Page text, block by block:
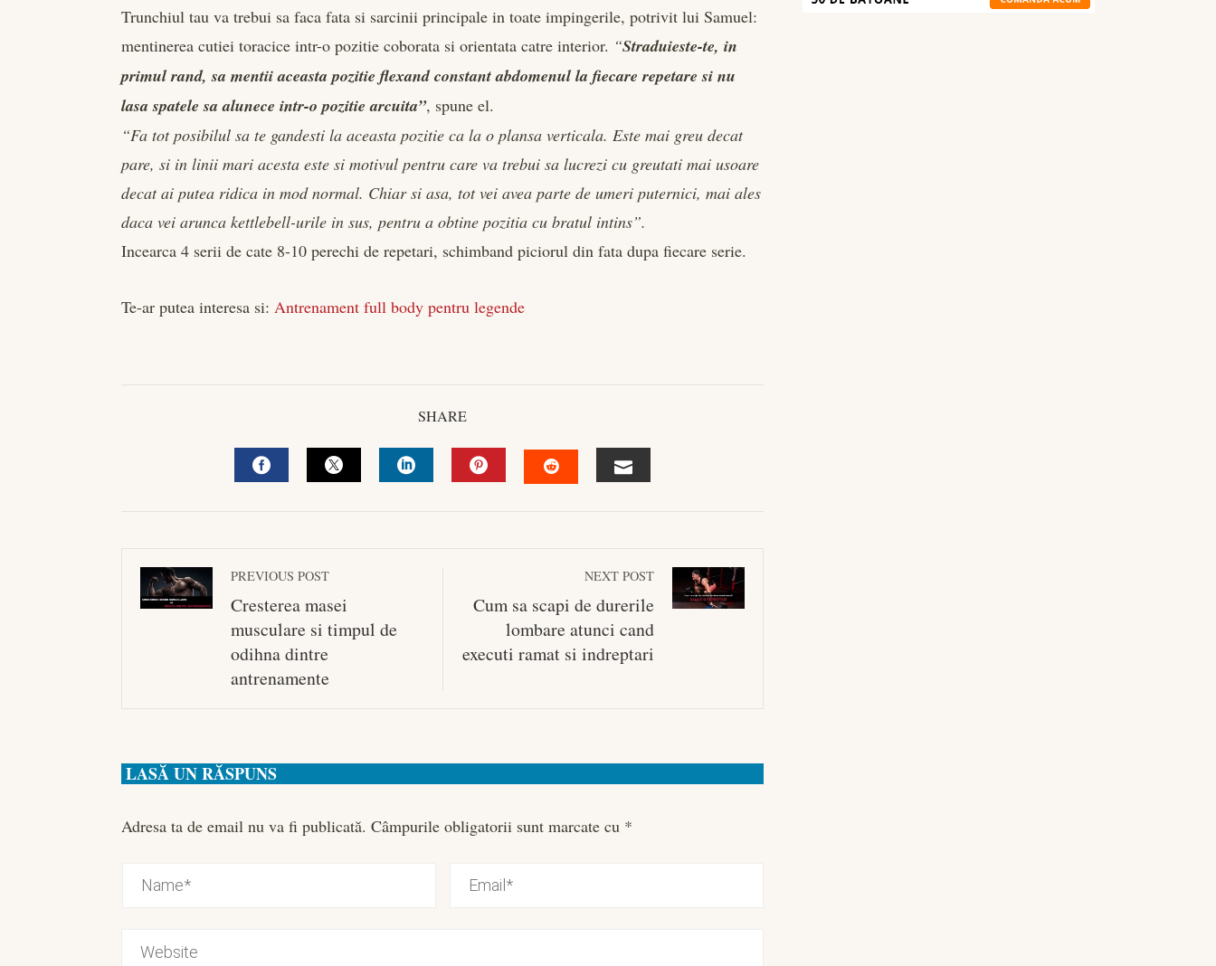
Trunchiul tau va trebui sa faca fata si sarcinii principale in toate impingerile, potrivit lui Samuel:
mentinerea cutiei toracice intr-o pozitie coborata si orientata catre interior. “Straduieste-te, in
primul rand, sa mentii aceasta pozitie flexand constant abdomenul la fiecare repetare si nu
lasa spatele sa alunece intr-o pozitie arcuita”, spune el.
“Fa tot posibilul sa te gandesti la aceasta pozitie ca la o plansa verticala. Este mai greu decat
pare, si in linii mari acesta este si motivul pentru care va trebui sa lucrezi cu greutati mai usoare
decat ai putea ridica in mod normal. Chiar si asa, tot vei avea parte de umeri puternici, mai ales
daca vei arunca kettlebell-urile in sus, pentru a obtine pozitia cu bratul intins”.
Incearca 4 serii de cate 8-10 perechi de repetari, schimband piciorul din fata dupa fiecare serie.
Te-ar putea interesa si:Antrenament full body pentru legende
SHARE
PREVIOUS POST
Cresterea masei
musculare si timpul de
odihna dintre
antrenamente
NEXT POST
Cum sa scapi de durerile
lombare atunci cand
executi ramat si indreptari
LASĂ UN RĂSPUNS
Adresa ta de email nu va fi publicată. Câmpurile obligatorii sunt marcate cu *